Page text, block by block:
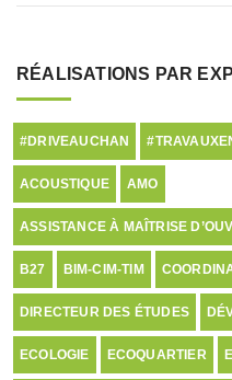
RÉALISATIONS PAR
#DRIVEAUCHAN
ACOUSTIQUE AMO
ASSISTANCE À MAÎTRISE
B27 BIM-CIM-TIM
DIRECTEUR DES ÉTUDES
ECOLOGIE ECOQUARTIER